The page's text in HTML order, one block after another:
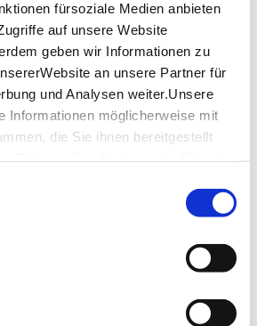
fürsoziale Medien anbieten
auf unsere Website
geben wir Informationen zu
an unsere Partner für
und Analysen weiter.Unsere
Informationen möglicherweise mit
die Sie ihnen bereitgestellt
2026
Ihr Anbieter
Travelcircus GmbH
ab109,00 €p.P.